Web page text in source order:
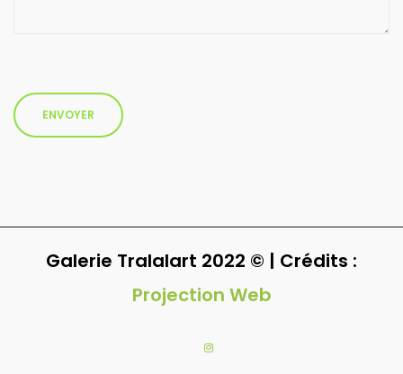
Galerie Tralalart 2022 © | Crédits :
Projection Web